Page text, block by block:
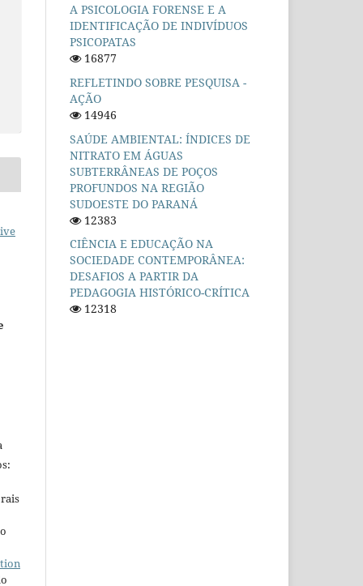
A PSICOLOGIA FORENSE E A
IDENTIFICAÇÃO DE INDIVÍDUOS
PSICOPATAS
16877
REFLETINDO SOBRE PESQUISA -
AÇÃO
14946
SAÚDE AMBIENTAL: ÍNDICES DE
NITRATO EM ÁGUAS
SUBTERRÂNEAS DE POÇOS
PROFUNDOS NA REGIÃO
SUDOESTE DO PARANÁ
12383
CIÊNCIA E EDUCAÇÃO NA
SOCIEDADE CONTEMPORÂNEA:
DESAFIOS A PARTIR DA
PEDAGOGIA HISTÓRICO-CRÍTICA
12318